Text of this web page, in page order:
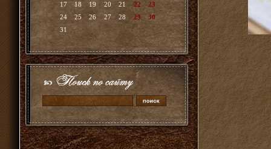
17
18 19 20 21 22
23
24
25 26 27 28 29
30
31